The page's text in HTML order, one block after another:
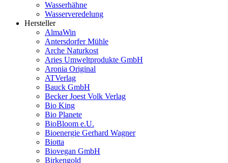
Wasserhähne
Wasserveredelung
Hersteller
AlmaWin
Antersdorfer Mühle
Arche Naturkost
Aries Umweltprodukte GmbH
Aronia Original
ATVerlag
Bauck GmbH
Becker Joest Volk Verlag
Bio King
Bio Planete
BioBloom e.U.
Bioenergie Gerhard Wagner
Biotta
Biovegan GmbH
Birkengold